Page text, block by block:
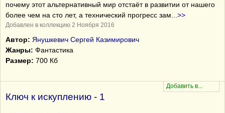
почему этот альтернативный мир отстаёт в развитии от нашего
более чем на сто лет, а технический прогресс зам
>>
Добавлен в коллекцию 2 Ноября 2016
Автор: Янушкевич Сергей Казимирович
Жанры: Фантастика
Размер: 700 Кб
Ключ к искуплению - 1